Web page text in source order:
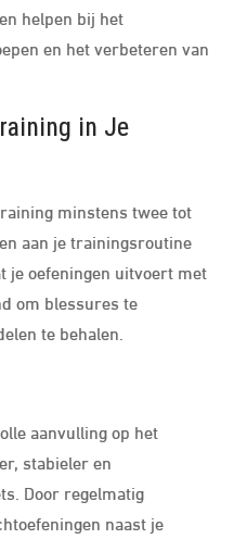
helpen bij het
en het verbeteren van
in Je
minstens twee tot
aan je trainingsroutine
je oefeningen uitvoert met
om blessures te
te behalen.
aanvulling op het
stabieler en
Door regelmatig
naast je